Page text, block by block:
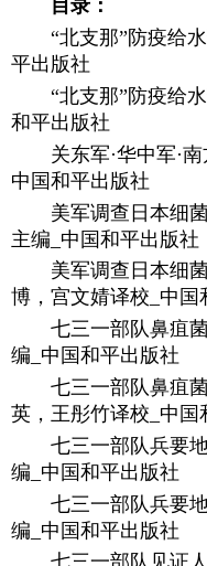
目录：
“北支那”防疫给水
平出版社
“北支那”防疫给水
和平出版社
关东军·华中军·南
中国和平出版社
美军调查日本细菌
主编_中国和平出版社
美军调查日本细菌
博，宫文婧译校_中国
七三一部队鼻疽菌
编_中国和平出版社
七三一部队鼻疽菌
英，王彤竹译校_中国
七三一部队兵要地
编_中国和平出版社
七三一部队兵要地
编_中国和平出版社